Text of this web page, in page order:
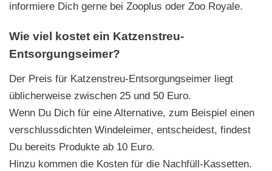
informiere Dich gerne bei Zooplus oder Zoo Royale.
Wie viel kostet ein Katzenstreu-
Entsorgungseimer?
Der Preis für Katzenstreu-Entsorgungseimer liegt
üblicherweise zwischen 25 und 50 Euro.
Wenn Du Dich für eine Alternative, zum Beispiel einen
verschlussdichten Windeleimer, entscheidest, findest
Du bereits Produkte ab 10 Euro.
Hinzu kommen die Kosten für die Nachfüll-Kassetten.